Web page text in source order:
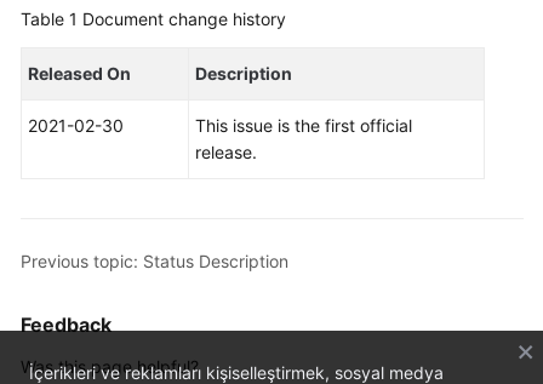
Bulletin
Service
Guide
API
Table 1 Document change history
Released On Description
2021-02-30
This issue is the first official
release.
Previous topic: Status Description
Feedback
Was this page helpful?
İçerikleri ve reklamları kişiselleştirmek, sosyal medya